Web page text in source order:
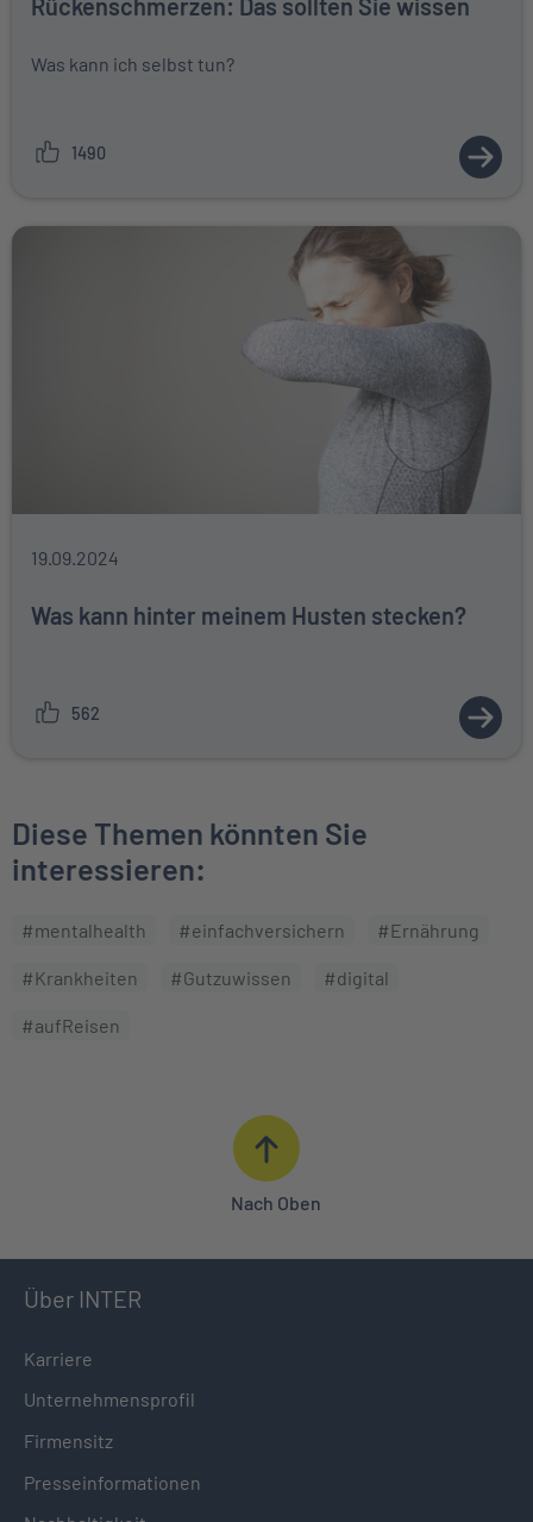
Rückenschmerzen: Das sollten Sie wissen
Was kann ich selbst tun?
1490
ZUM
19.09.2024
Was kann hinter meinem Husten stecken?
562
ZUM
Diese Themen könnten Sie
interessieren:
#mentalhealth #einfachversichern #Ernährung
#Krankheiten #Gutzuwissen #digital
#aufReisen
Nach Oben
Über INTER
Karriere
Unternehmensprofil
Firmensitz
Presseinformationen